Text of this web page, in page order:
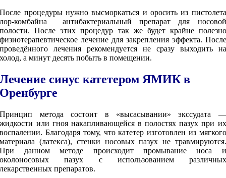
После процедуры нужно высморкаться и оросить из пистолета
лор-комбайна антибактериальный препарат для носовой
полости. После этих процедур так же будет крайне полезно
физиотерапевтическое лечение для закрепления эффекта. После
проведённого лечения рекомендуется не сразу выходить на
холод, а минут десять побыть в помещении.
Лечение синус катетером ЯМИК в
Оренбурге
Принцип метода состоит в «высасывании» экссудата —
жидкости или гноя накапливающейся в полостях пазух при их
воспалении. Благодаря тому, что катетер изготовлен из мягкого
материала (латекса), стенки носовых пазух не травмируются.
При данном методе происходит промывание носа и
околоносовых пазух с использованием различных
лекарственных препаратов.